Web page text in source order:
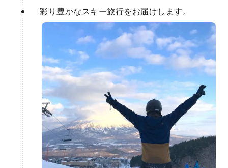
彩り豊かなスキー旅行をお届けします。